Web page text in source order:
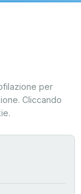
Made in Italy
per
Cliccando